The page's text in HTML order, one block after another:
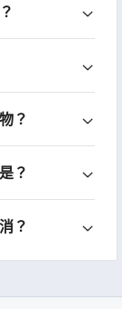
？
？
？